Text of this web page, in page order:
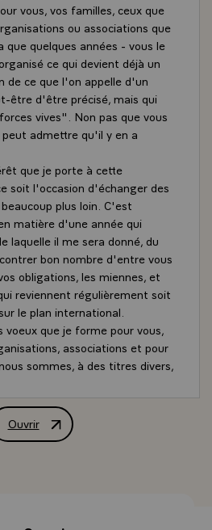
vous, vos familles, ceux que
ou associations que
quelques années - vous le
ce qui devient déjà un
de ce que l'on appelle d'un
être d'être précisé, mais qui
vives". Non pas que vous
admettre qu'il y en a
que je porte à cette
soit l'occasion d'échanger des
plus loin. C'est
matière d'une année qui
laquelle il me sera donné, du
bon nombre d'entre vous
obligations, les miennes, et
reviennent régulièrement soit
le plan international.
voeux que je forme pour vous,
associations et pour
sommes, à des titres divers,
politique.\
on peut dire que vous vous
pour beaucoup d'entre
Au moment où la
ci de façon proprement
des Douze, l'Europe du Marché
Ouvrir
Allocution de M. François Mitterrand,